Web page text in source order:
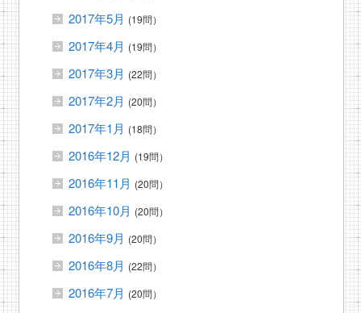
2017年5月 (19問）
2017年4月 (19問）
2017年3月 (22問）
2017年2月 (20問）
2017年1月 (18問）
2016年12月 (19問）
2016年11月 (20問）
2016年10月 (20問）
2016年9月 (20問）
2016年8月 (22問）
2016年7月 (20問）